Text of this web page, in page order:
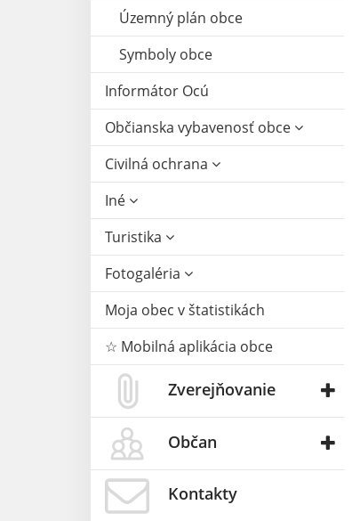
Územný plán obce
Symboly obce
Informátor Ocú
Občianska vybavenosť obce
Civilná ochrana
Iné
Turistika
Fotogaléria
Moja obec v štatistikách
☆ Mobilná aplikácia obce
Zverejňovanie
Občan
Kontakty